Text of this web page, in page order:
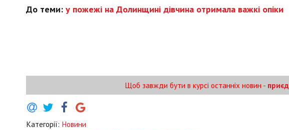
До теми: у пожежі на Долинщині дівчина отримала важкі опіки
Щоб завжди бути в курсі останніх новин -
Категорії: Новини